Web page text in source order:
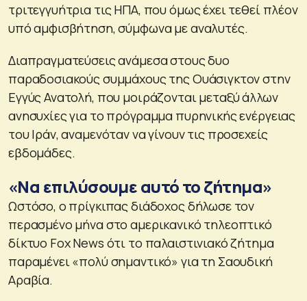
τριτεγγυήτρια τις ΗΠΑ, που όμως έχει τεθεί πλέον
υπό αμφισβήτηση, σύμφωνα με αναλυτές.
Διαπραγματεύσεις ανάμεσα στους δυο
παραδοσιακούς συμμάχους της Ουάσιγκτον στην
Εγγύς Ανατολή, που μοιράζονται μεταξύ άλλων
ανησυχίες για το πρόγραμμα πυρηνικής ενέργειας
του Ιράν, αναμενόταν να γίνουν τις προσεχείς
εβδομάδες.
«Να επιλύσουμε αυτό το ζήτημα»
Ωστόσο, ο πρίγκιπας διάδοχος δήλωσε τον
περασμένο μήνα στο αμερικανικό τηλεοπτικό
δίκτυο Fox News ότι το παλαιστινιακό ζήτημα
παραμένει «πολύ σημαντικό» για τη Σαουδική
Αραβία.